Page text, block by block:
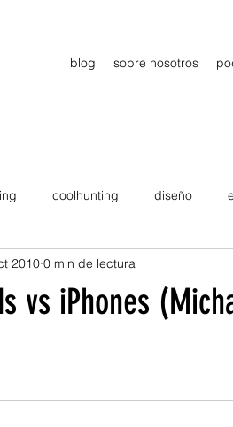
blog sobre nosotros
coolhunting diseño
estrategia
vs iPhones
2010 0 min de lectura